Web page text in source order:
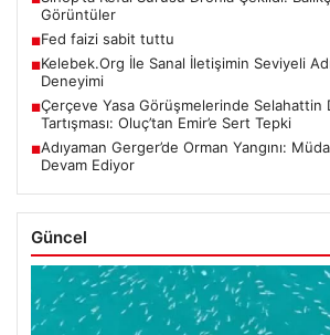
Görüntüler
■Fed faizi sabit tuttu
■Kelebek.Org İle Sanal İletişimin Seviyeli
Deneyimi
■Çerçeve Yasa Görüşmelerinde Selahattin
Tartışması: Oluç’tan Emir’e Sert Tepki
■Adıyaman Gerger’de Orman Yangını:
Devam Ediyor
Güncel